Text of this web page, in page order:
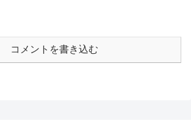
コメントを書き込む